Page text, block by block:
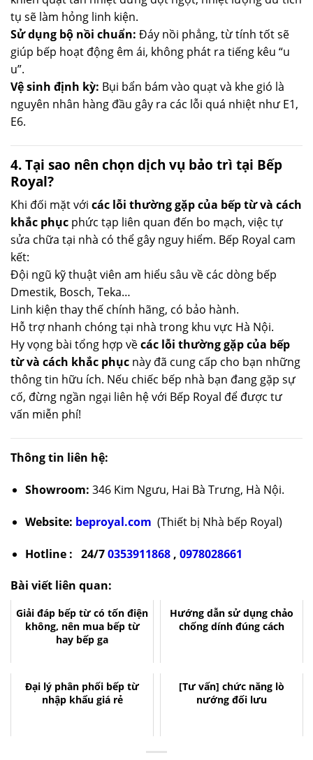
tụ sẽ làm hỏng linh kiện.
Sử dụng bộ nồi chuẩn: Đáy nồi phẳng, từ tính tốt sẽ
giúp bếp hoạt động êm ái, không phát ra tiếng kêu “u
u”.
Vệ sinh định kỳ: Bụi bẩn bám vào quạt và khe gió là
nguyên nhân hàng đầu gây ra các lỗi quá nhiệt như E1,
E6.
4. Tại sao nên chọn dịch vụ bảo trì tại Bếp
Royal?
Khi đối mặt với các lỗi thường gặp của bếp từ và cách
khắc phục phức tạp liên quan đến bo mạch, việc tự
sửa chữa tại nhà có thể gây nguy hiểm. Bếp Royal cam
kết:
Đội ngũ kỹ thuật viên am hiểu sâu về các dòng bếp
Dmestik, Bosch, Teka…
Linh kiện thay thế chính hãng, có bảo hành.
Hỗ trợ nhanh chóng tại nhà trong khu vực Hà Nội.
Hy vọng bài tổng hợp vềcác lỗi thường gặp của bếp
từ và cách khắc phục này đã cung cấp cho bạn những
thông tin hữu ích. Nếu chiếc bếp nhà bạn đang gặp sự
cố, đừng ngần ngại liên hệ với Bếp Royal để được tư
vấn miễn phí!
Thông tin liên hệ:
Showroom: 346 Kim Ngưu, Hai Bà Trưng, Hà Nội.
Website: beproyal.com (Thiết bị Nhà bếp Royal)
Hotline : 24/70353911868, 0978028661
Bài viết liên quan:
Giải đáp bếp từ có tốn điện
không, nên mua bếp từ
hay bếp ga
Hướng dẫn sử dụng chảo
chống dính đúng cách
Đại lý phân phối bếp từ
nhập khẩu giá rẻ
[Tư vấn] chức năng lò
nướng đối lưu